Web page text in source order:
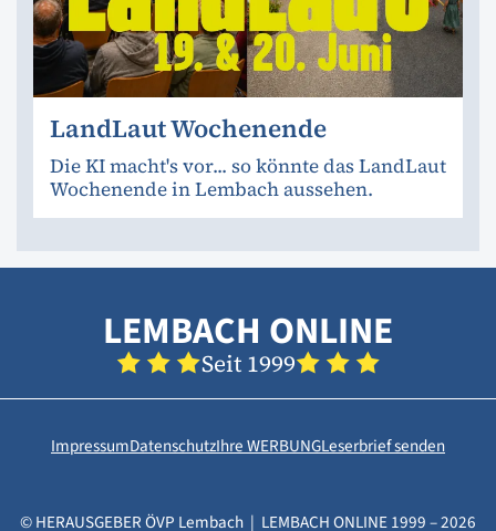
LandLaut Wochenende
Die KI macht's vor... so könnte das LandLaut
Wochenende in Lembach aussehen.
LEMBACH ONLINE
Seit 1999
ImpressumDatenschutzIhre WERBUNGLeserbrief senden
© HERAUSGEBER ÖVP Lembach | LEMBACH ONLINE 1999 – 2026